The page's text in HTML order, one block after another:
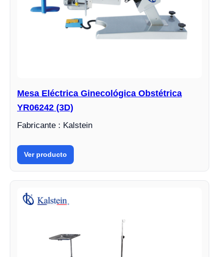
Mesa Eléctrica Ginecológica Obstétrica
YR06242 (3D)
Fabricante : Kalstein
Ver producto